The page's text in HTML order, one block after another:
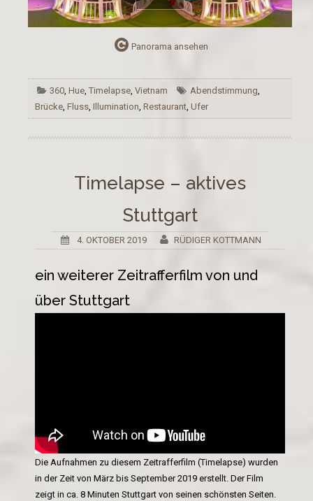
Panorama ansehen
360 ,Hue ,Timelapse ,Vietnam Abendstimmung
Brücke Fluss Illumination Restaurant Ufer
Timelapse – aktives
Stuttgart
4. OKTOBER 2019 RÜDIGER KOTTMANN
ein weiterer Zeitrafferfilm von und
über Stuttgart
Die Aufnahmen zu diesem Zeitrafferfilm (Timelapse) wurden
in der Zeit von März bis September 2019 erstellt. Der Film
zeigt in ca. 8 Minuten Stuttgart von seinen schönsten Seiten.